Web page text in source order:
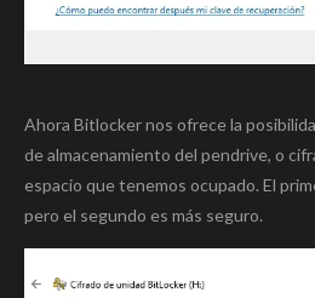
Ahora Bitlocker nos ofrece la
de almacenamiento del pendrive, o
espacio que tenemos ocupado. El
pero el segundo es más seguro.